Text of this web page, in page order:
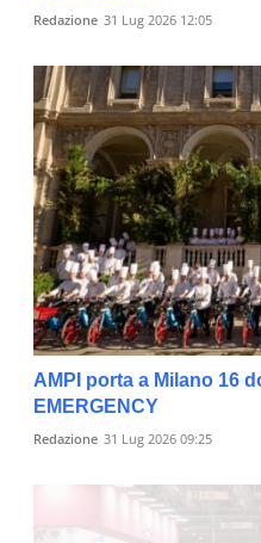
Redazione 31 Lug 2026 12:05
AMPI porta a Milano 16
EMERGENCY
Redazione 31 Lug 2026 09:25